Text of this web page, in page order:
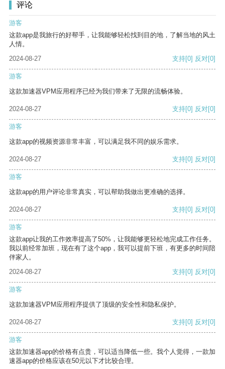
评论
游客
这款app是我旅行的好帮手，让我能够轻松找到目的地，了解当地的风土
人情。
2024-08-27
支持[0] 反对[0]
游客
这款加速器VPM应用程序已经为我们带来了无限的流畅体验。
2024-08-27 支持[0] 反对[0]
游客
这款app的视频资源非常丰富，可以满足我不同的娱乐需求。
2024-08-27 支持[0] 反对[0]
游客
这款app的用户评论非常真实，可以帮助我做出更准确的选择。
2024-08-27 支持[0] 反对[0]
游客
这款app让我的工作效率提高了50%，让我能够更轻松地完成工作任务。
我以前经常加班，现在有了这个app，我可以提前下班，有更多的时间陪
伴家人。
2024-08-27
支持[0] 反对[0]
游客
这款加速器VPM应用程序提供了顶级的安全性和隐私保护。
2024-08-27 支持[0] 反对[0]
游客
这款加速器app的价格有点贵，可以适当降低一些。我个人觉得，一款加
速器app的价格应该在50元以下才比较合理。